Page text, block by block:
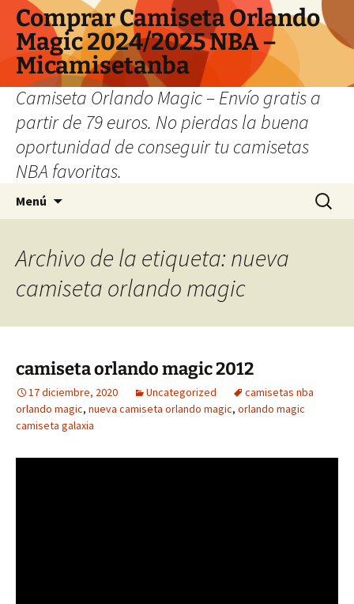
Comprar Camiseta Orlando
Magic 2024/2025 NBA –
Micamisetanba
Camiseta Orlando Magic – Envío gratis a
partir de 79 euros. No pierdas la buena
oportunidad de conseguir tu camisetas
NBA favoritas.
Menú Buscar:
Archivo de la etiqueta: nueva
camiseta orlando magic
camiseta orlando magic 2012
17 diciembre, 2020 Uncategorized
camisetas nba
orlando magic, nueva camiseta orlando magic, orlando magic
camiseta galaxia